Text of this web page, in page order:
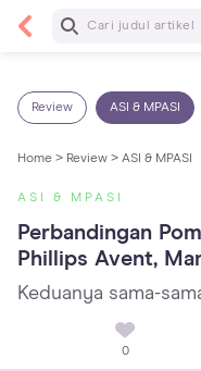
Baca
Review ASI & MPASI
Home > Review > ASI & MPASI
ASI & MPASI
Perbandingan
Phillips Avent,
Keduanya sama-
0